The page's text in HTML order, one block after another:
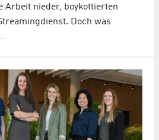
Arbeit nieder, boykottierten
Doch was